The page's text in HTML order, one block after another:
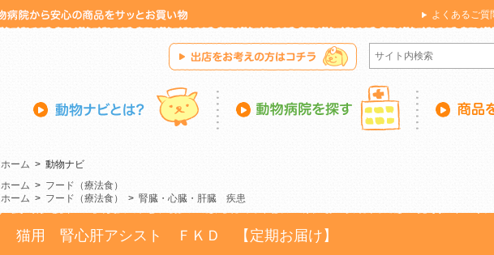
よくあるご質
ホーム > 動物ナビ
ホーム > フード（療法食）
ホーム > フード（療法食） > 腎臓・心臓・肝臓 疾患
猫用 腎心肝アシスト ＦＫＤ 【定期お届け】